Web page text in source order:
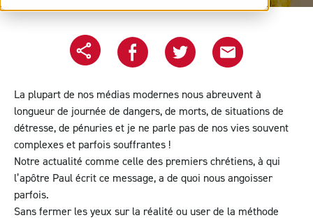
Copier l'url
La plupart de nos médias modernes nous abreuvent à
longueur de journée de dangers, de morts, de situations de
détresse, de pénuries et je ne parle pas de nos vies souvent
complexes et parfois souffrantes !
Notre actualité comme celle des premiers chrétiens, à qui
l’apôtre Paul écrit ce message, a de quoi nous angoisser
parfois.
Sans fermer les yeux sur la réalité ou user de la méthode